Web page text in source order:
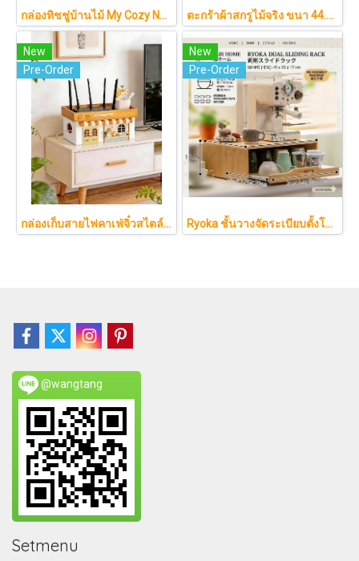
กล่องทิชชู่บ้านไม้ My Cozy Nest สไตล์มินิมอล นอร์ดิก ของแต่งบ้านรูปบ้าน ขนมปัง เบเกอรี่ กล่องใส่กระดาษทิชชู่แบบตั้งโต๊ะ ฝาเปิดแม่เหล็ก เติมกระดาษง่าย ตะกร้าผ้าสกรูไม้จริง ขนา 44.5cm รุ่น KAWA Minimalist สไตล์ญี่ปุ่นเคลื่อนที่ได้ มีล้อเลื่อน (KAWA)
New
Pre-Order
กล่องเก็บสายไฟคาเฟ่จิ๋วสไตล์ญี่ปุ่นมินิมอล ซ่อนเร้าเตอร์และปลั๊กไฟให้ห้องดูละมุนเหมือนยกคาเฟ่จากโตเกียวมาไว้ที่บ้าน
New
Pre-Order
Ryoka ชั้นวางจัดระเบียบตั้งโต๊ะ 2 ชั้น สไตล์มินิมอล-ญี่ปุ่น ลิ้นชักเลื่อน ลิ้นชักเก็บแก้ว วัสดุไม้ธรรมชาติ ไม่ต้องประกอบ ประหยัดพื้นที่เคาน์เตอร์
@wangtang
Setmenu